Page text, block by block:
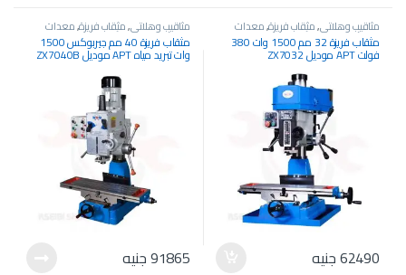
مثاقيب وهلاتي,مثقاب فريزة,معدات
كهربائية,معدات وآلات صناعية مثقاب فريزة 32 مم 1500 وات 380
فولت APT موديل ZX7032
62490جنيه
مثاقيب وهلاتي,مثقاب فريزة,معدات
كهربائية,معدات وآلات صناعية مثقاب فريزة 40 مم جيربوكس 1500
وات تبريد مياه APT موديل ZX7040B
91865جنيه